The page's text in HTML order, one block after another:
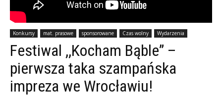
Konkursy mat. prasowe sponsorowane Czas wolny Wydarzenia
Festiwal ,,Kocham Bąble” –
pierwsza taka szampańska
impreza we Wrocławiu!